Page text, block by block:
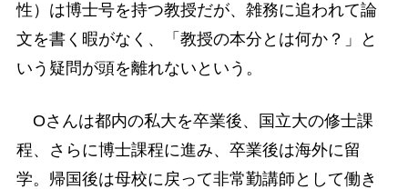
性）は博士号を持つ教授だが、雑務に追われて論
文を書く暇がなく、「教授の本分とは何か？」と
いう疑問が頭を離れないという。
Oさんは都内の私大を卒業後、国立大の修士課
程、さらに博士課程に進み、卒業後は海外に留
学。帰国後は母校に戻って非常勤講師として働き